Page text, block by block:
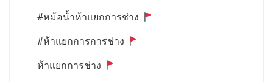
#หม้อน้ำห้าแยกการช่าง
#ห้าแยกการการช่าง
ห้าแยกการช่าง